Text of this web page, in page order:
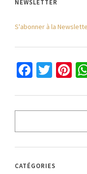
NEWSLETTER
S'abonner à la
CATÉGORIES